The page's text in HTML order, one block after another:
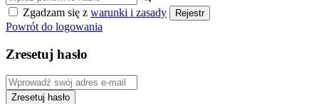
Zgadzam się z warunki i zasady Rejestr
Powrót do logowania
Zresetuj hasło
Zresetuj hasło